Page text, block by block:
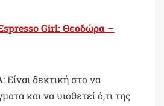
Girl: Θεοδώρα –
: Είναι δεκτική στο να
και να υιοθετεί ό,τι της